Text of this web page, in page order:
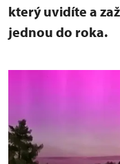
který uvidíte a
jednou do roka.